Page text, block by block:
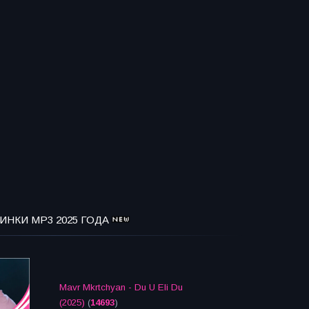
MP3 2025 ГОДА
Mavr Mkrtchyan - Du U Eli Du
(2025) (14693)